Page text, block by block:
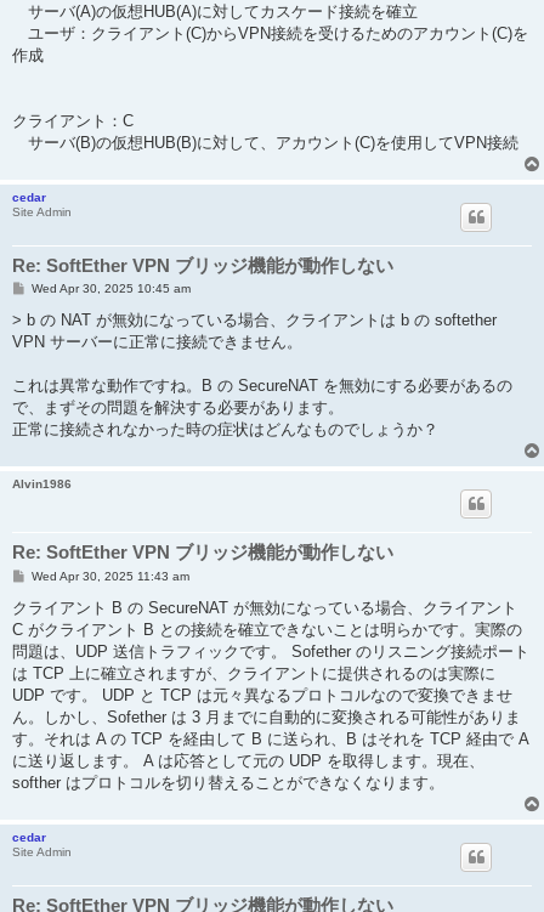
サーバ(A)の仮想HUB(A)に対してカスケード接続を確立
ユーザ：クライアント(C)からVPN接続を受けるためのアカウント(C)を
作成
クライアント：C
サーバ(B)の仮想HUB(B)に対して、アカウント(C)を使用してVPN接続
cedar
Site Admin
Re: SoftEther VPN ブリッジ機能が動作しない
P
s
Wed Apr 30, 2025 10:45 am
> b の NAT が無効になっている場合、クライアントは b の softether
VPN サーバーに正常に接続できません。
これは異常な動作ですね。B の SecureNAT を無効にする必要があるの
で、まずその問題を解決する必要があります。
正常に接続されなかった時の症状はどんなものでしょうか？
Alvin1986
Re: SoftEther VPN ブリッジ機能が動作しない
P
s
Wed Apr 30, 2025 11:43 am
クライアント B の SecureNAT が無効になっている場合、クライアント
C がクライアント B との接続を確立できないことは明らかです。実際の
問題は、UDP 送信トラフィックです。 Sofether のリスニング接続ポート
は TCP 上に確立されますが、クライアントに提供されるのは実際に
UDP です。 UDP と TCP は元々異なるプロトコルなので変換できませ
ん。しかし、Sofether は 3 月までに自動的に変換される可能性がありま
す。それは A の TCP を経由して B に送られ、B はそれを TCP 経由で A
に送り返します。 A は応答として元の UDP を取得します。現在、
softher はプロトコルを切り替えることができなくなります。
cedar
Site Admin
Re: SoftEther VPN ブリッジ機能が動作しない